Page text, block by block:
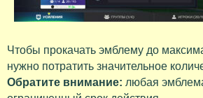
Чтобы прокачать эмблему до
нужно потратить значительное
Обратите внимание: любая